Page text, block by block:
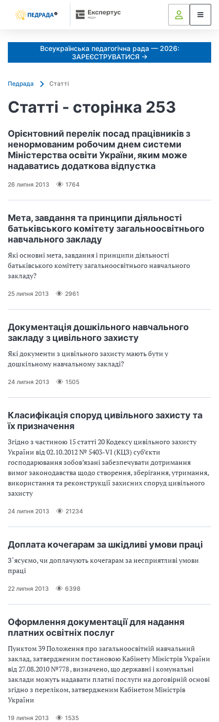
Всеукраїнська педагогічна рада — 2026:
ЗАРЕЄСТРУВАТИСЯ →
Педрада Статті
Статті - сторінка 253
Орiєнтовний перелiк посад працiвникiв з
ненормованим робочим днем системи
Мiнiстерства освiти України, яким може
надаватись додаткова вiдпустка
26 липня 2013 1764
Мета, завдання та принципи дiяльностi
батькiвського комiтету загальноосвiтнього
навчального закладу
Якi основнi мета, завдання i принципи дiяльностi
батькiвського комiтету загальноосвiтнього навчального
закладу?
25 липня 2013 2961
Документацiя дошкiльного навчального
закладу з цивiльного захисту
Якi документи з цивiльного захисту мають бути у
дошкiльному навчальному закладi?
24 липня 2013 1505
Класифiкацiя споруд цивiльного захисту та
їх призначення
Згiдно з частиною 15 статтi 20 Кодексу цивiльного захисту
України вiд 02.10.2012 № 5403-VI (КЦЗ) суб’єкти
господарювання зобов’язанi забезпечувати дотримання
вимог законодавства щодо створення, зберiгання, утримання,
використання та реконструкцiї захисних споруд цивiльного
захисту
24 липня 2013 21234
Доплата кочегарам за шкiдливi умови працi
З`ясуємо, чи доплачують кочегарам за несприятливі умови
праці
22 липня 2013 6398
Оформлення документацiї для надання
платних освiтнiх послуг
Пунктом 39 Положення про загальноосвiтнiй навчальний
заклад, затвердженим постановою Кабiнету Мiнiстрiв України
вiд 27.08.2010 №778 , визначено, що державнi i комунальнi
заклади можуть надавати платнi послуги на договiрнiй основi
згiдно з перелiком, затвердженим Кабiнетом Мiнiстрiв
України
19 липня 2013 1535